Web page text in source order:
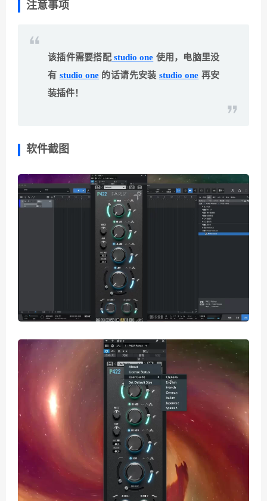
注意事项
该插件需要搭配studio one 使用，电脑里没
有 studio one 的话请先安装 studio one 再安
装插件！
软件截图